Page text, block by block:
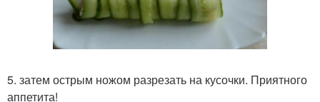
5. затем острым ножом разрезать на кусочки. Приятного
аппетита!